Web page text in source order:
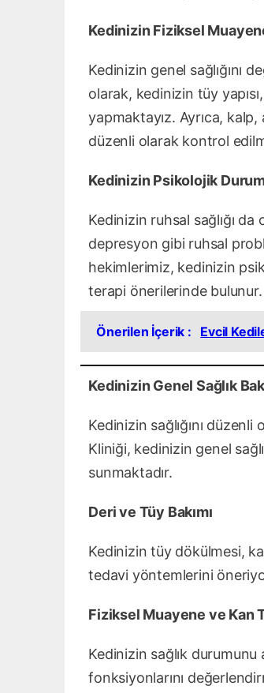
Kedinizin Fiziksel
Kedinizin genel sağlığını
olarak, kedinizin tüy
yapmaktayız. Ayrıca,
düzenli olarak kontrol
Kedinizin Psikolojik
Kedinizin ruhsal sağlığı
depresyon gibi ruhsal
hekimlerimiz, kedinizin
terapi önerilerinde bulunur.
Önerilen İçerik : Evcil
Kedinizin Genel Sağlık
Kedinizin sağlığını
Kliniği, kedinizin genel
sunmaktadır.
Deri ve Tüy Bakımı
Kedinizin tüy dökülmesi,
tedavi yöntemlerini
Fiziksel Muayene ve Kan
Kedinizin sağlık
fonksiyonlarını